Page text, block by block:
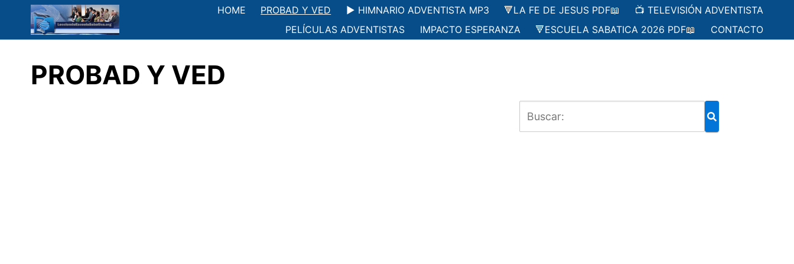
contenido
HOME PROBAD Y VED ▶️ HIMNARIO ADVENTISTA MP3 🔻LA FE DE JESUS PDF📖
📺 TELEVISIÓN ADVENTISTA
PELÍCULAS ADVENTISTAS
IMPACTO ESPERANZA 🔻ESCUELA SABATICA 2026 PDF📖 CONTACTO
PROBAD Y VED